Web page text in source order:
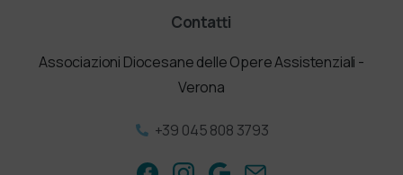
Contatti
Associazioni Diocesane delle Opere Assistenziali -
Verona
+39 045 808 3793